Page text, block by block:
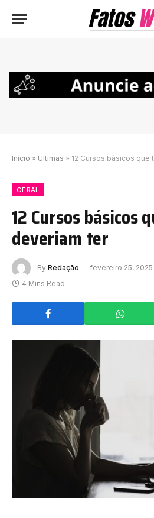
Início » Ultimas » 12 Cursos básicos
GERAL
12 Cursos básicos
deveriam ter
By Redação fevereiro 25, 2025
4 Mins Read